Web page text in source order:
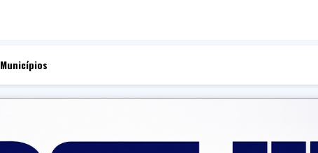
Municípios